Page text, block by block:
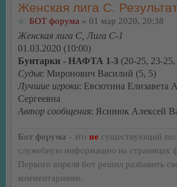
Женская лига С.
БОТ форума » 01 мар 2020, 20:38
Женская лига С, Лига С-1
01.03.2020 (10:00)
Бунтарки - НАФТА 1-3 (20-25, 23-
Судья: Миронович Василий (5, 5)
Лучшие игроки: Евсютина Елизавета
Сергеевна
Автор сообщения: Ясинюк Алексей
Бот форума - это не существующий
служебную информацию на страницах
Первого апреля бот решил разбавить
комментариями.